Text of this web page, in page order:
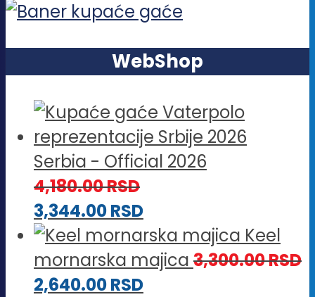
WebShop
Serbia - Official 2026
4,180.00RSD
3,344.00RSD
Keel
mornarska majica 3,300.00RSD
2,640.00RSD